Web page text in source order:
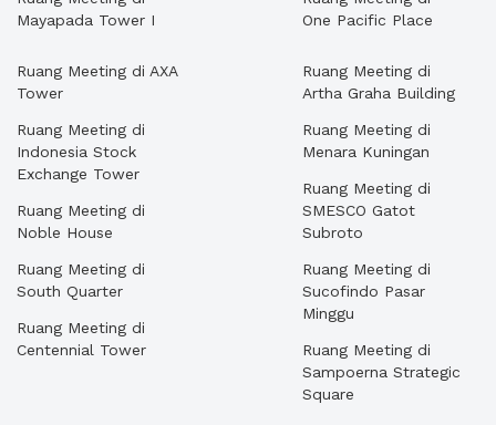
Mayapada Tower I
One Pacific Place
Ruang Meeting di AXA
Tower
Ruang Meeting di
Indonesia Stock
Exchange Tower
Ruang Meeting di
Noble House
Ruang Meeting di
South Quarter
Ruang Meeting di
Centennial Tower
Ruang Meeting di
Artha Graha Building
Ruang Meeting di
Menara Kuningan
Ruang Meeting di
SMESCO Gatot
Subroto
Ruang Meeting di
Sucofindo Pasar
Minggu
Ruang Meeting di
Sampoerna Strategic
Square